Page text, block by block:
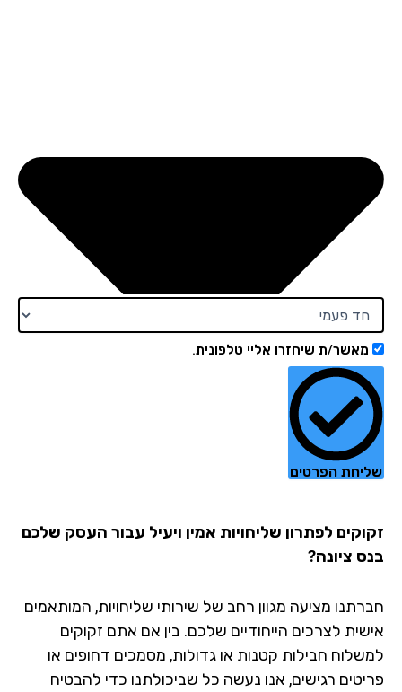
מאשר/ת שיחזרו אליי טלפונית.
הפרטים
לפתרון שליחויות אמין ויעיל עבור העסק שלכם
ציונה?
מציעה מגוון רחב של שירותי שליחויות, המותאמים
לצרכים הייחודיים שלכם. בין אם אתם זקוקים
חבילות קטנות או גדולות, מסמכים דחופים או
רגישים, אנו נעשה כל שביכולתנו כדי להבטיח